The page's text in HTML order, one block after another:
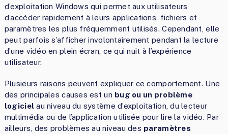
d’exploitation Windows qui permet aux utilisateurs
d’accéder rapidement à leurs applications, fichiers et
paramètres les plus fréquemment utilisés. Cependant, elle
peut parfois s’afficher involontairement pendant la lecture
d’une vidéo en plein écran, ce qui nuit à l’expérience
utilisateur.
Plusieurs raisons peuvent expliquer ce comportement. Une
des principales causes est un bug ou un problème
logiciel au niveau du système d’exploitation, du lecteur
multimédia ou de l’application utilisée pour lire la vidéo. Par
ailleurs, des problèmes au niveau des paramètres